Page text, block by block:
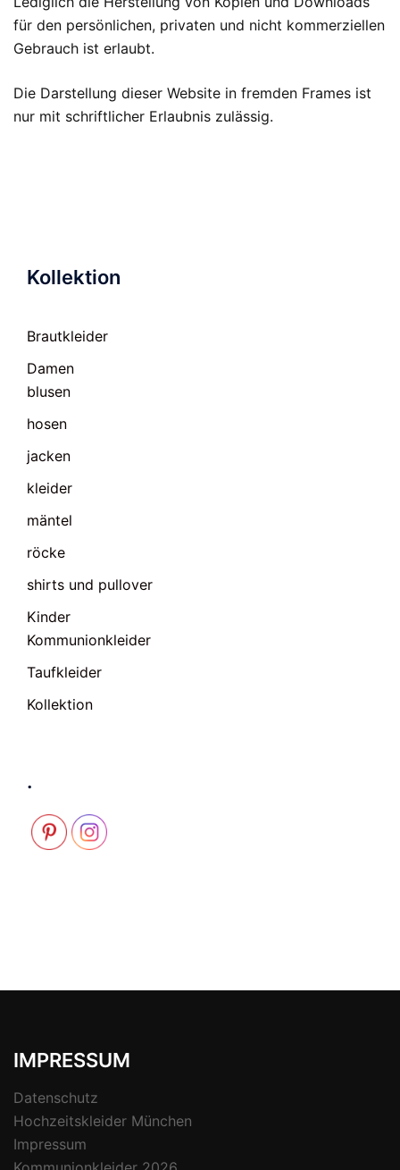
für den persönlichen, privaten und nicht kommerziellen
Gebrauch ist erlaubt.
Die Darstellung dieser Website in fremden Frames ist
nur mit schriftlicher Erlaubnis zulässig.
Kollektion
Brautkleider
Damen
blusen
hosen
jacken
kleider
mäntel
röcke
shirts und pullover
Kinder
Kommunionkleider
Taufkleider
Kollektion
.
IMPRESSUM
Datenschutz
Hochzeitskleider München
Impressum